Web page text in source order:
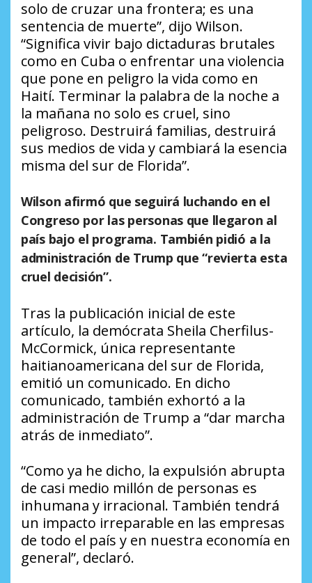
solo de cruzar una frontera; es una
sentencia de muerte”, dijo Wilson.
“Significa vivir bajo dictaduras brutales
como en Cuba o enfrentar una violencia
que pone en peligro la vida como en
Haití. Terminar la palabra de la noche a
la mañana no solo es cruel, sino
peligroso. Destruirá familias, destruirá
sus medios de vida y cambiará la esencia
misma del sur de Florida”.
Wilson afirmó que seguirá luchando en el
Congreso por las personas que llegaron al
país bajo el programa. También pidió a la
administración de Trump que “revierta esta
cruel decisión”.
Tras la publicación inicial de este
artículo, la demócrata Sheila Cherfilus-
McCormick, única representante
haitianoamericana del sur de Florida,
emitió un comunicado. En dicho
comunicado, también exhortó a la
administración de Trump a “dar marcha
atrás de inmediato”.
“Como ya he dicho, la expulsión abrupta
de casi medio millón de personas es
inhumana y irracional. También tendrá
un impacto irreparable en las empresas
de todo el país y en nuestra economía en
general”, declaró.